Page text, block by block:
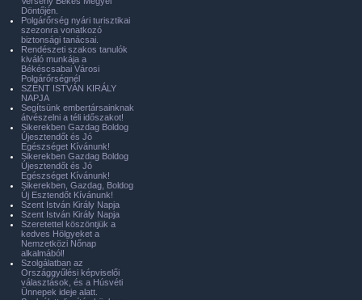
Döntőjén.
Polgárőrség nyári turisztikai
szezonra vonatkozó
biztonsági tanácsai.
Rendészeti szakos tanulók
kiváló munkája a
Békéscsabai Városi
Polgárőrségnél
SZENT ISTVÁN KIRÁLY
NAPJA
Segítsünk embertársainknak
átvészelni a téli időszakot!
Sikerekben Gazdag Boldog
Újesztendőt és Jó
Egészséget Kívánunk!
Sikerekben Gazdag Boldog
Újesztendőt és Jó
Egészséget Kívánunk!
Sikerekben, Gazdag, Boldog
Új Esztendőt Kívánunk!
Szent István Király Napja
Szent István Király Napja
Szeretettel köszöntjük a
kedves Hölgyeket a
Nemzetközi Nőnap
alkalmából!
Szolgálatban az
Országgyűlési képviselői
választások, és a Húsvéti
Ünnepek ideje alatt.